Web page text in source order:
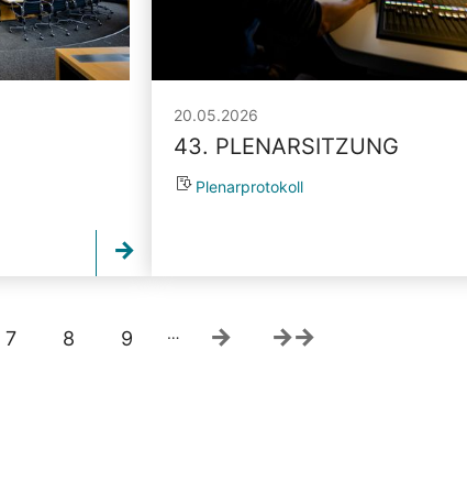
20.05.2026
43. PLENARSITZUNG
Plenarprotokoll
7 8 9 …